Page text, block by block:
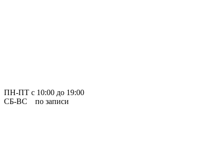
ПН-ПТ с 10:00 до 19:00
СБ-ВС по записи